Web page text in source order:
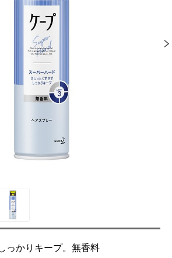
っかりキープ。無香料